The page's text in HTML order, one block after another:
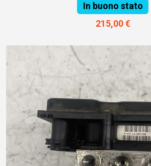
In buono stato
215,00 €